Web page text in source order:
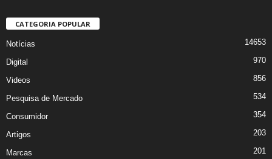
CATEGORIA POPULAR
Notícias 14653
Digital 970
Videos 856
Pesquisa de Mercado 534
Consumidor 354
Artigos 203
Marcas 201